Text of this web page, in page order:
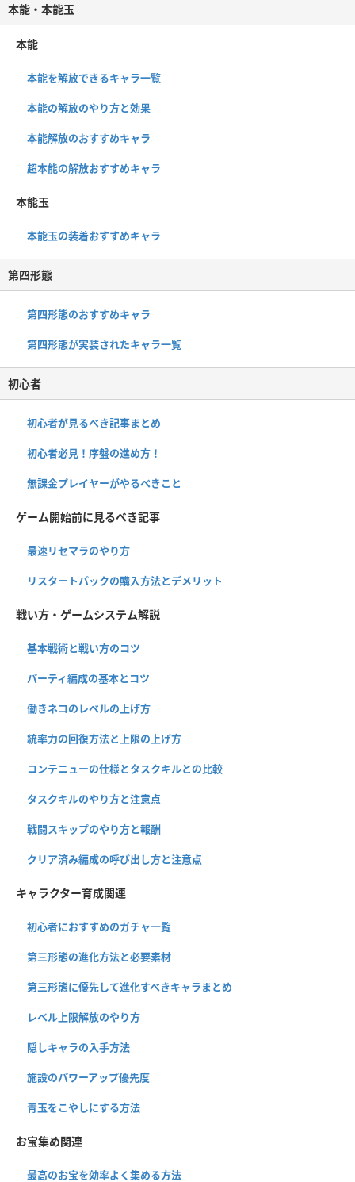
本能・本能玉
本能
本能を解放できるキャラ一覧
本能の解放のやり方と効果
本能解放のおすすめキャラ
超本能の解放おすすめキャラ
本能玉
本能玉の装着おすすめキャラ
第四形態
第四形態のおすすめキャラ
第四形態が実装されたキャラ一覧
初心者
初心者が見るべき記事まとめ
初心者必見！序盤の進め方！
無課金プレイヤーがやるべきこと
ゲーム開始前に見るべき記事
最速リセマラのやり方
リスタートパックの購入方法とデメリット
戦い方・ゲームシステム解説
基本戦術と戦い方のコツ
パーティ編成の基本とコツ
働きネコのレベルの上げ方
統率力の回復方法と上限の上げ方
コンテニューの仕様とタスクキルとの比較
タスクキルのやり方と注意点
戦闘スキップのやり方と報酬
クリア済み編成の呼び出し方と注意点
キャラクター育成関連
初心者におすすめのガチャ一覧
第三形態の進化方法と必要素材
第三形態に優先して進化すべきキャラまとめ
レベル上限解放のやり方
隠しキャラの入手方法
施設のパワーアップ優先度
青玉をこやしにする方法
お宝集め関連
最高のお宝を効率よく集める方法